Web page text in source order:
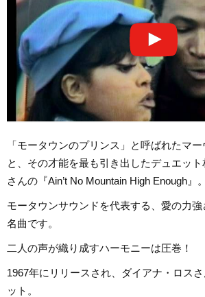
「モータウンのプリンス」と呼ばれたマ
と、その才能を最も引き出したデュエッ
さんの『Ain’t No Mountain High Enough』。
モータウンサウンドを代表する、愛の力
名曲です。
二人の声が織り成すハーモニーは圧巻！
1967年にリリースされ、ダイアナ・ロス
ット。